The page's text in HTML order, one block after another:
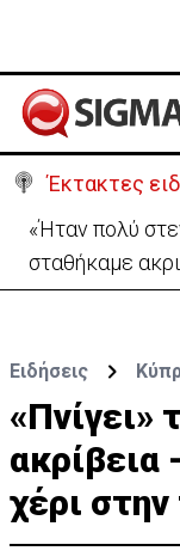
Έκτακτες
Η Σαουδική
υπογράψουν
Ειδήσεις
«Πνίγει»
ακρίβεια
χέρι